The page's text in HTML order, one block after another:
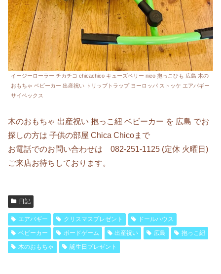
イージーローラー チカチコ chicachico キューズベリー nico 抱っこひも 広島 木の
おもちゃ ベビーカー 出産祝い トリップトラップ ヨーロッパ ストッケ エアバギー
サイベックス
木のおもちゃ 出産祝い 抱っこ紐 ベビーカー を 広島 でお
探しの方は 子供の部屋 Chica Chicoまで
お電話でのお問い合わせは 082-251-1125 (定休 火曜日)
ご来店お待ちしております。
日記
エアバギー クリスマスプレゼント
ドールハウス
ベビーカー
ボードゲーム 出産祝い 広島
抱っこ紐
木のおもちゃ
誕生日プレゼント